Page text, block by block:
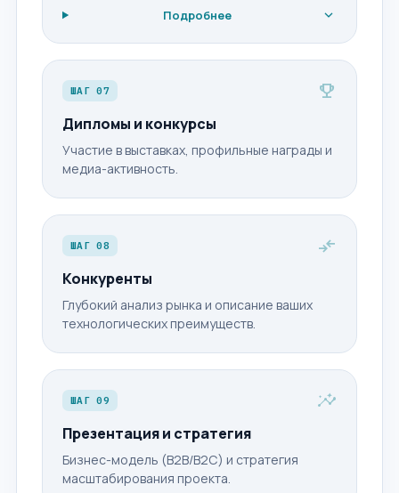
Подробнее expand_more
ШАГ 07 emoji_events
Дипломы и конкурсы
Участие в выставках, профильные награды и
медиа-активность.
ШАГ 08 compare_arrows
Конкуренты
Глубокий анализ рынка и описание ваших
технологических преимуществ.
ШАГ 09 insights
Презентация и стратегия
Бизнес-модель (B2B/B2C) и стратегия
масштабирования проекта.